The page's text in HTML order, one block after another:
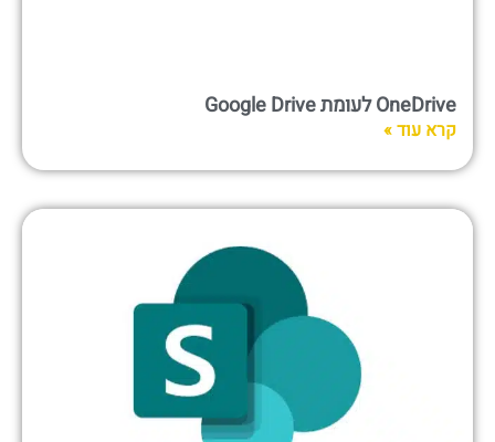
OneDrive לעומת Google Drive
קרא עוד »